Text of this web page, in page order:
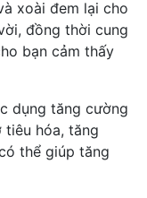
xoài đem lại cho
đồng thời cung
bạn cảm thấy
dụng tăng cường
hóa, tăng
thể giúp tăng